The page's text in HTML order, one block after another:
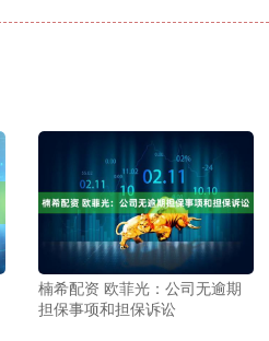
楠希配资 欧菲光：公司无逾期
担保事项和担保诉讼